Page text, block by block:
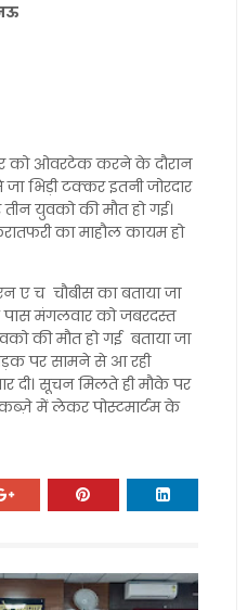
को ओवरटेक करने के दौरान
भिड़ी टक्कर इतनी जोरदार
युवको की मौत हो गई।
का माहौल कायम हो
ए च चौबीस का बताया जा
पास मंगलवार को जबरदस्त
की मौत हो गई बताया जा
पर सामने से आ रही
दी। सूचन मिलते ही मौके पर
में लेकर पोस्टमार्टम के